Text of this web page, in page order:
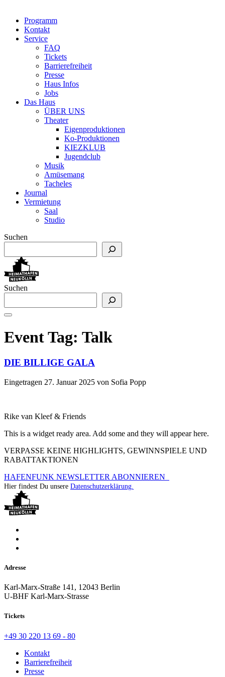
Programm
Kontakt
Service
FAQ
Tickets
Barrierefreiheit
Presse
Haus Infos
Jobs
Das Haus
ÜBER UNS
Theater
Eigenproduktionen
Ko-Produktionen
KIEZKLUB
Jugendclub
Musik
Amüsemang
Tacheles
Journal
Vermietung
Saal
Studio
Suchen
Suchen
Event Tag: Talk
DIE BILLIGE GALA
Eingetragen 27. Januar 2025 von Sofia Popp
Rike van Kleef & Friends
This is a widget ready area. Add some and they will appear here.
VERPASSE KEINE HIGHLIGHTS, GEWINNSPIELE UND
RABATTAKTIONEN
HAFENFUNK NEWSLETTER ABONNIEREN
Hier findest Du unsere Datenschutzerklärung.
Adresse
Karl-Marx-Straße 141, 12043 Berlin
U-BHF Karl-Marx-Strasse
Tickets
+49 30 220 13 69 - 80
Kontakt
Barrierefreiheit
Presse